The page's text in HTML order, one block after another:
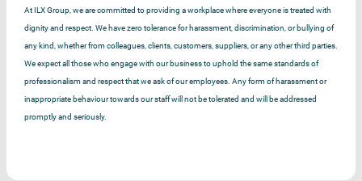
At ILX Group, we are committed to providing a workplace where everyone is treated with
dignity and respect. We have zero tolerance for harassment, discrimination, or bullying of
any kind, whether from colleagues, clients, customers, suppliers, or any other third parties.
We expect all those who engage with our business to uphold the same standards of
professionalism and respect that we ask of our employees. Any form of harassment or
inappropriate behaviour towards our staff will not be tolerated and will be addressed
promptly and seriously.